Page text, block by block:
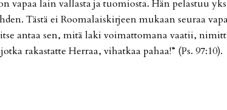
va­paa lain val­las­ta ja tuo­mi­os­ta. Hän pe­las­tuu
Täs­tä ei Roo­ma­lais­kir­jeen mu­kaan seu­raa
an­taa sen, mitä laki voi­mat­to­ma­na vaa­tii,
ra­kas­tat­te Her­raa, vi­hat­kaa pa­haa!” (Ps. 97:10).